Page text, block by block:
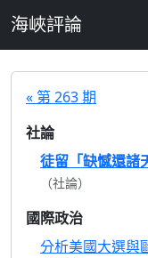
海峽評論
« 第 263 期
社論
徒留「缺憾還諸
（社論）
國際政治
分析美國大選與